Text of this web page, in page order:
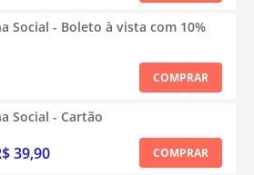
Social - Boleto à vista com 10%
COMPRAR
Social - Cartão
39,90 COMPRAR